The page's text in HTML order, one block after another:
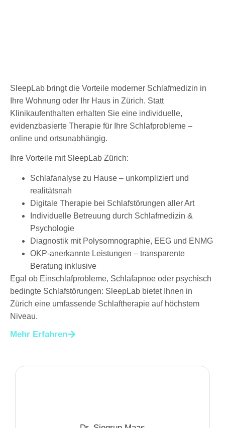
SleepLab bringt die Vorteile moderner Schlafmedizin in
Ihre Wohnung oder Ihr Haus in Zürich. Statt
Klinikaufenthalten erhalten Sie eine individuelle,
evidenzbasierte Therapie für Ihre Schlafprobleme –
online und ortsunabhängig.
Ihre Vorteile mit SleepLab Zürich:
Schlafanalyse zu Hause – unkompliziert und
realitätsnah
Digitale Therapie bei Schlafstörungen aller Art
Individuelle Betreuung durch Schlafmedizin &
Psychologie
Diagnostik mit Polysomnographie, EEG und ENMG
OKP-anerkannte Leistungen – transparente
Beratung inklusive
Egal ob Einschlafprobleme, Schlafapnoe oder psychisch
bedingte Schlafstörungen: SleepLab bietet Ihnen in
Zürich eine umfassende Schlaftherapie auf höchstem
Niveau.
Mehr Erfahren